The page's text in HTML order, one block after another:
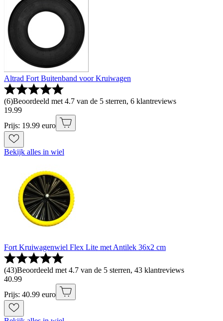
Altrad Fort Buitenband voor Kruiwagen
(6)Beoordeeld met 4.7 van de 5 sterren, 6 klantreviews
19.99
Prijs: 19.99 euro
Bekijk alles in wiel
Fort Kruiwagenwiel Flex Lite met Antilek 36x2 cm
(43)Beoordeeld met 4.7 van de 5 sterren, 43 klantreviews
40.99
Prijs: 40.99 euro